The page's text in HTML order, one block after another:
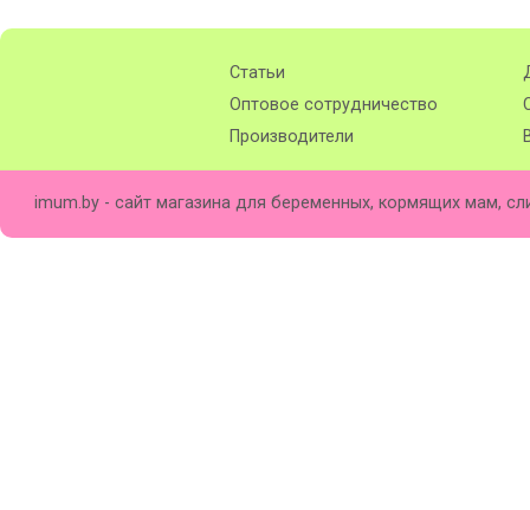
Статьи
Оптовое сотрудничество
Производители
imum.by - сайт магазина для беременных, кормящих мам,